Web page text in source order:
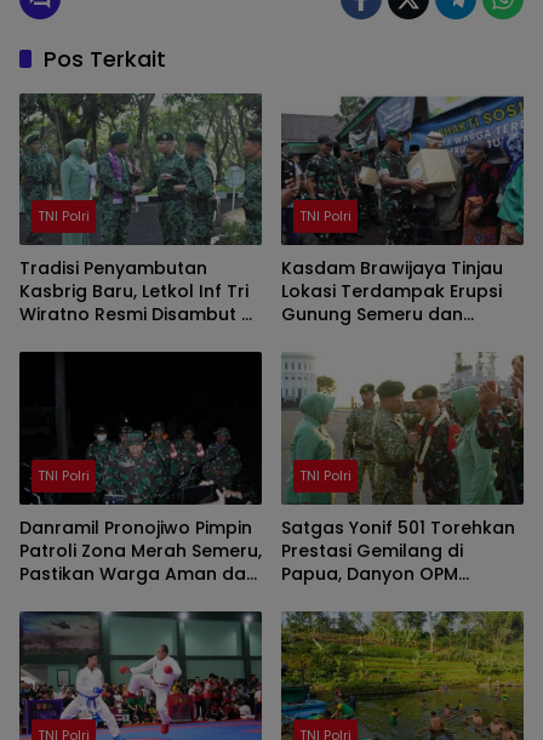
Pos Terkait
TNI Polri
Tradisi Penyambutan
Kasbrig Baru, Letkol Inf Tri
Wiratno Resmi Disambut di
TNI Polri
Kasdam Brawijaya Tinjau
Lokasi Terdampak Erupsi
Gunung Semeru dan
Simbolis
TNI Polri
Danramil Pronojiwo Pimpin
Patroli Zona Merah Semeru,
Pastikan Warga Aman dan
TNI Polri
Satgas Yonif 501 Torehkan
Prestasi Gemilang di
Papua, Danyon OPM
TNI Polri TNI Polri